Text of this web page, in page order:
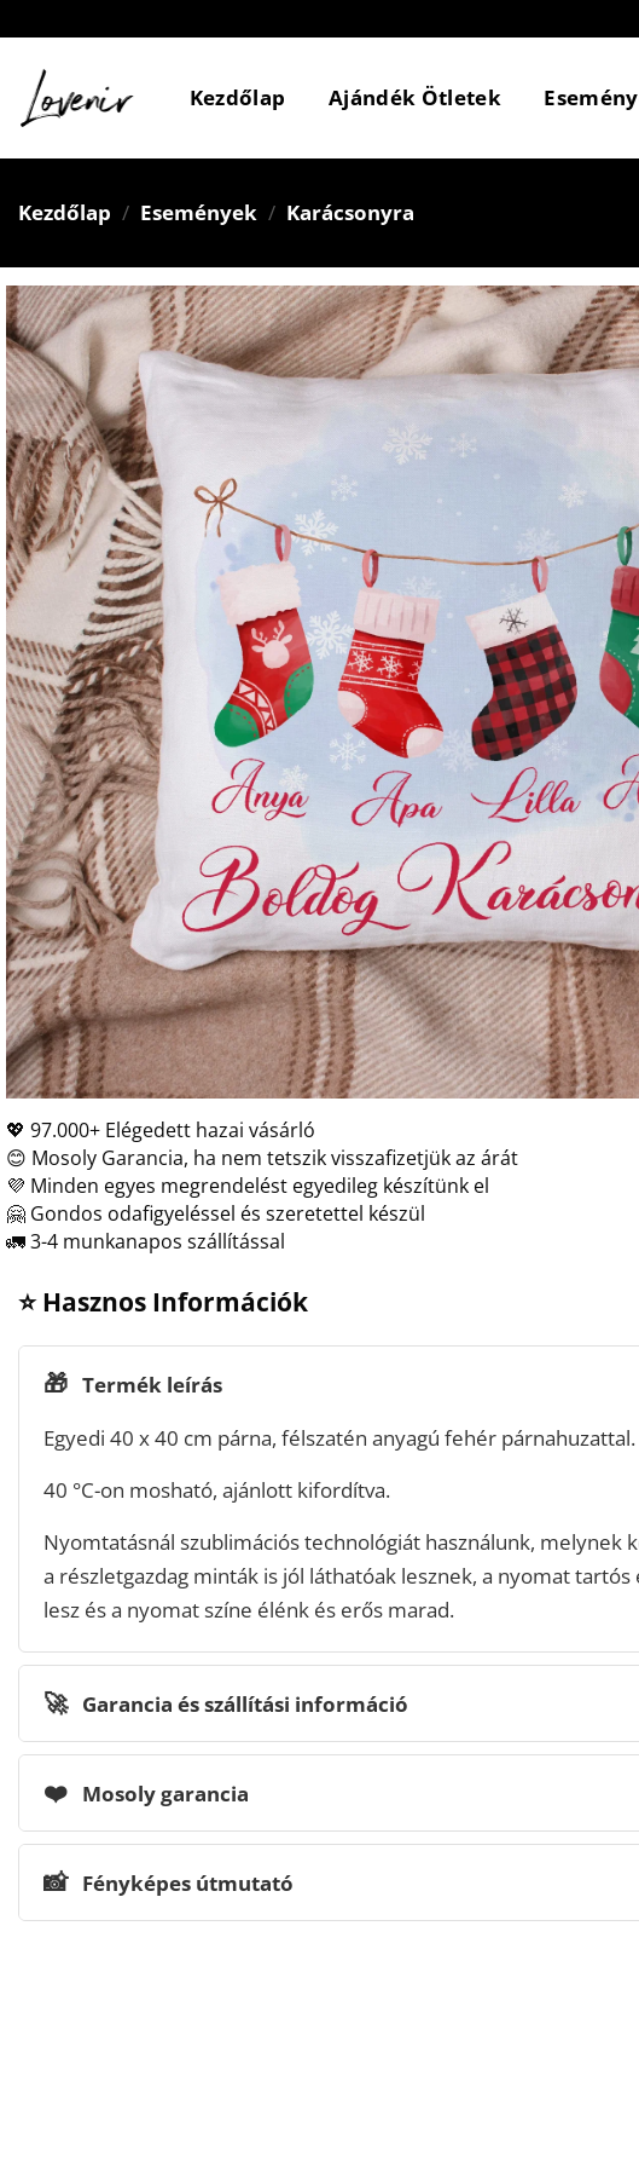
content
Kezdőlap Ajándék Ötletek
Kezdőlap / Események / Karácsonyra
💖 97.000+ Elégedett hazai vásárló
😊 Mosoly Garancia, ha nem tetszik visszafizetjük az árát
💜 Minden egyes megrendelést egyedileg készítünk el
🤗 Gondos odafigyeléssel és szeretettel készül
🚛 3-4 munkanapos szállítással
⭐ Hasznos Információk
🎁 Termék leírás
Egyedi 40 x 40 cm párna, félszatén anyagú fehér párnahuzattal.
40 °C-on mosható, ajánlott kifordítva.
Nyomtatásnál szublimációs technológiát használunk, melynek
a részletgazdag minták is jól láthatóak lesznek, a nyomat tartós
lesz és a nyomat színe élénk és erős marad.
🚀 Garancia és szállítási információ
❤️ Mosoly garancia
📸 Fényképes útmutató